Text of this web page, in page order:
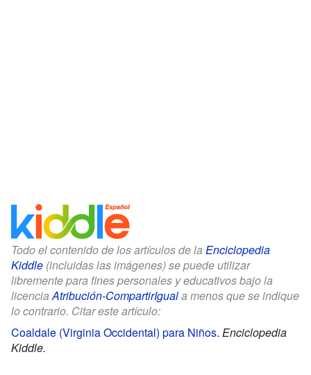
Todo el contenido de los artículos de la Enciclopedia
Kiddle (incluidas las imágenes) se puede utilizar
libremente para fines personales y educativos bajo la
licenciaAtribución-CompartirIguala menos que se indique
lo contrario. Citar este artículo:
Coaldale (Virginia Occidental) para Niños. Enciclopedia
Kiddle.